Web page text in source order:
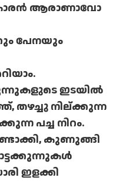
ആരാണാവോ
പേനയും
ഇടയിൽ
തഴച്ചു നില്ക്കുന്ന
പച്ച നിറം.
കുണുങ്ങി
ഇളക്കി